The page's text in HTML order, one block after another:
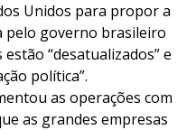
Unidos para propor a
pelo governo brasileiro
“desatualizados” e
política”.
as operações com
as grandes empresas